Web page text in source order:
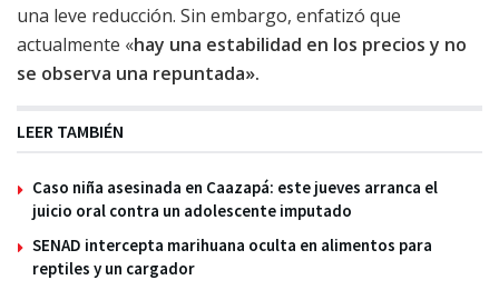
una leve reducción. Sin embargo, enfatizó que
actualmente «hay una estabilidad en los precios y no
se observa una repuntada».
LEER TAMBIÉN
Caso niña asesinada en Caazapá: este jueves arranca el
juicio oral contra un adolescente imputado
SENAD intercepta marihuana oculta en alimentos para
reptiles y un cargador